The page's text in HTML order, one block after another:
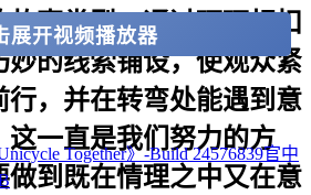
事类型，通过环环相扣
妙的线索铺设，使观众紧
行，并在转弯处能遇到意
这一直是我们努力的方
做到既在情理之中又在意
展开视频播放器
Together》-Build 24576839官中